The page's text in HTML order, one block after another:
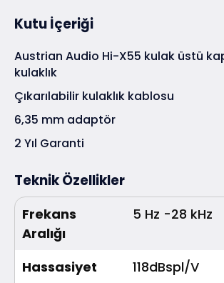
Kutu İçeriği
Austrian Audio Hi-X55 kulak üstü
kulaklık
Çıkarılabilir kulaklık kablosu
6,35 mm adaptör
2 Yıl Garanti
Teknik Özellikler
Frekans
Aralığı
5 Hz -28 kHz
Hassasiyet
118dBspl/V